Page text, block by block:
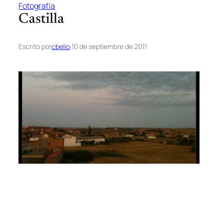
Fotografía
Castilla
Escrito porcbelio·10 de septiembre de 2011